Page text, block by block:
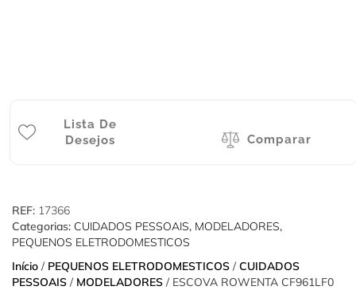
Lista De
Desejos
Comparar
REF: 17366
Categorias: CUIDADOS PESSOAIS, MODELADORES,
PEQUENOS ELETRODOMESTICOS
Início / PEQUENOS ELETRODOMESTICOS / CUIDADOS
PESSOAIS / MODELADORES / ESCOVA ROWENTA CF961LF0